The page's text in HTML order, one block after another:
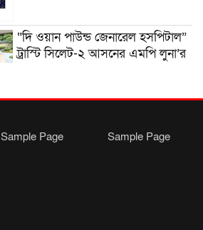
“দি ওয়ান পাউন্ড জেনারেল হসপিটাল”
ট্রাস্টি সিলেট-২ আসনের এমপি লুনা’র
ফ্রেন্ডশিপ ফাউন্ডেশন যুক্তরাজ্য শাখা’র
Sample Page Sample Page